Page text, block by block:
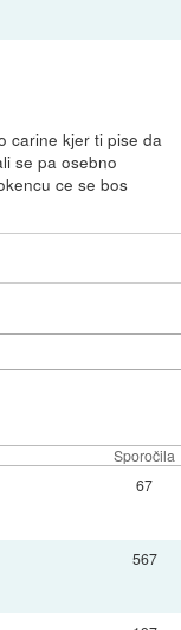
carine kjer ti pise da
se pa osebno
ce se bos
Sporočila
67
567